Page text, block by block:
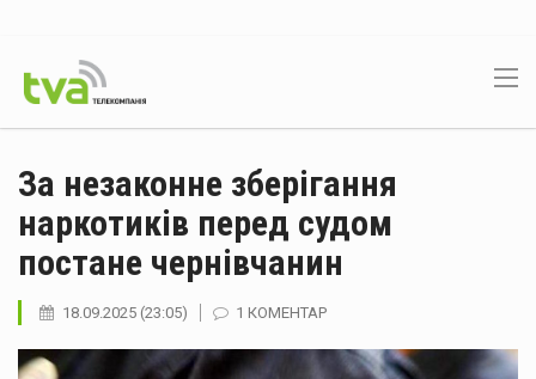
За незаконне зберігання
наркотиків перед судом
постане чернівчанин
18.09.2025 (23:05) 1 КОМЕНТАР